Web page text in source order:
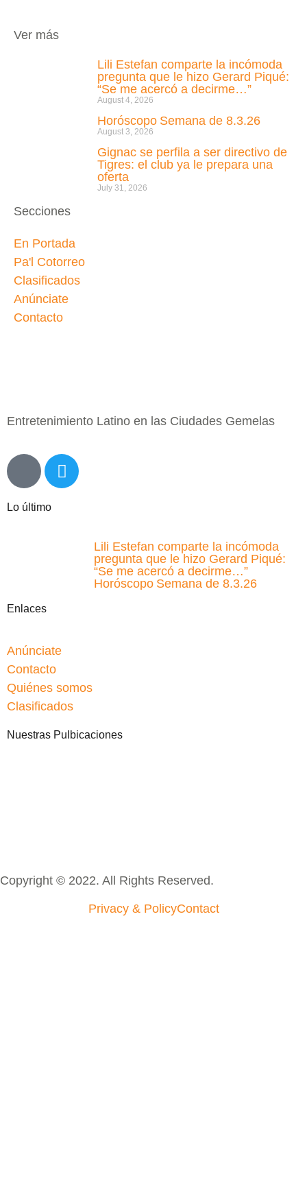
Ver más
Lili Estefan comparte la incómoda
pregunta que le hizo Gerard Piqué:
“Se me acercó a decirme…”
August 4, 2026
Horóscopo Semana de 8.3.26
August 3, 2026
Gignac se perfila a ser directivo de
Tigres: el club ya le prepara una
oferta
July 31, 2026
Secciones
En Portada
Pa'l Cotorreo
Clasificados
Anúnciate
Contacto
Entretenimiento Latino en las Ciudades Gemelas
Lo último
Lili Estefan comparte la incómoda
pregunta que le hizo Gerard Piqué:
“Se me acercó a decirme…”
Horóscopo Semana de 8.3.26
Enlaces
Anúnciate
Contacto
Quiénes somos
Clasificados
Nuestras Pulbicaciones
Copyright © 2022. All Rights Reserved.
Privacy & PolicyContact